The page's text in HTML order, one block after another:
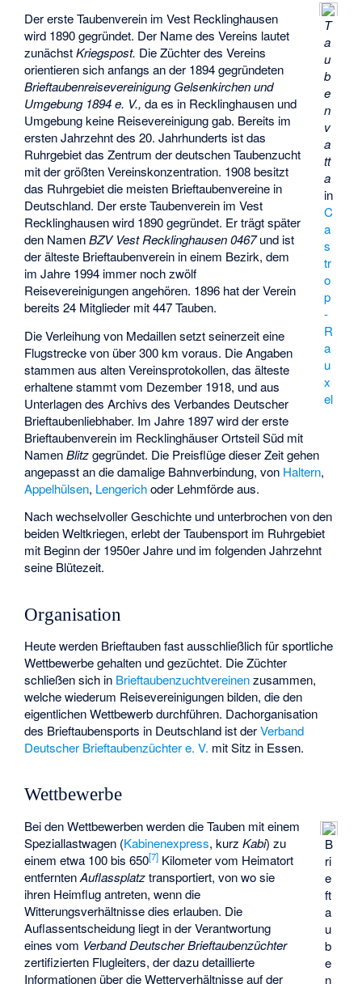
T
a
u
b
e
n
v
a
tt
a
in
C
a
s
tr
o
p
-
R
a
u
x
el
Der erste Taubenverein im Vest Recklinghausen
wird 1890 gegründet. Der Name des Vereins lautet
zunächstKriegspost. Die Züchter des Vereins
orientieren sich anfangs an der 1894 gegründeten
Brieftaubenreisevereinigung Gelsenkirchen und
Umgebung 1894 e. V., da es in Recklinghausen und
Umgebung keine Reisevereinigung gab. Bereits im
ersten Jahrzehnt des 20. Jahrhunderts ist das
Ruhrgebiet das Zentrum der deutschen Taubenzucht
mit der größten Vereinskonzentration. 1908 besitzt
das Ruhrgebiet die meisten Brieftaubenvereine in
Deutschland. Der erste Taubenverein im Vest
Recklinghausen wird 1890 gegründet. Er trägt später
den NamenBZV Vest Recklinghausen 0467und ist
der älteste Brieftaubenverein in einem Bezirk, dem
im Jahre 1994 immer noch zwölf
Reisevereinigungen angehören. 1896 hat der Verein
bereits 24 Mitglieder mit 447 Tauben.
Die Verleihung von Medaillen setzt seinerzeit eine
Flugstrecke von über 300 km voraus. Die Angaben
stammen aus alten Vereinsprotokollen, das älteste
erhaltene stammt vom Dezember 1918, und aus
Unterlagen des Archivs des Verbandes Deutscher
Brieftaubenliebhaber. Im Jahre 1897 wird der erste
Brieftaubenverein im Recklinghäuser Ortsteil Süd mit
NamenBlitzgegründet. Die Preisflüge dieser Zeit gehen
angepasst an die damalige Bahnverbindung, von Haltern,
Appelhülsen, Lengerichoder Lehmförde aus.
Nach wechselvoller Geschichte und unterbrochen von den
beiden Weltkriegen, erlebt der Taubensport im Ruhrgebiet
mit Beginn der 1950er Jahre und im folgenden Jahrzehnt
seine Blütezeit.
Organisation
Heute werden Brieftauben fast ausschließlich für sportliche
Wettbewerbe gehalten und gezüchtet. Die Züchter
schließen sich in Brieftaubenzuchtvereinenzusammen,
welche wiederum Reisevereinigungen bilden, die den
eigentlichen Wettbewerb durchführen. Dachorganisation
des Brieftaubensports in Deutschland ist derVerband
Deutscher Brieftaubenzüchter e. V. mit Sitz in Essen.
Wettbewerbe
B
ri
e
ft
a
u
b
e
n
Bei den Wettbewerben werden die Tauben mit einem
Speziallastwagen (Kabinenexpress, kurzKabi) zu
einem etwa 100 bis 650[7] Kilometer vom Heimatort
entferntenAuflassplatztransportiert, von wo sie
ihren Heimflug antreten, wenn die
Witterungsverhältnisse dies erlauben. Die
Auflassentscheidung liegt in der Verantwortung
eines vom Verband Deutscher Brieftaubenzüchter
zertifizierten Flugleiters, der dazu detaillierte
Informationen über die Wetterverhältnisse auf der